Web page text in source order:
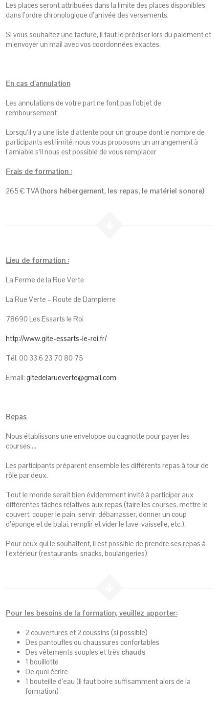
Les places seront attribuées dans la limite des places disponibles,
dans l’ordre chronologique d’arrivée des versements.
Si vous souhaitez une facture, il faut le préciser lors du paiement et
m’envoyer un mail avec vos coordonnées exactes.
En cas d’annulation
Les annulations de votre part ne font pas l’objet de
remboursement
Lorsqu’il y a une liste d’attente pour un groupe dont le nombre de
participants est limité, nous vous proposons un arrangement à
l’amiable s’il nous est possible de vous remplacer
Frais de formation :
265 € TVA(hors hébergement, les repas, le matériel sonore)
Lieu de formation :
La Ferme de la Rue Verte
La Rue Verte – Route de Dampierre
78690 Les Essarts le Roi
http://www.gite-essarts-le-roi.fr/
Tél. 00 33 6 23 70 80 75
Email: gitedelarueverte@gmail.com
Repas
Nous établissons une enveloppe ou cagnotte pour payer les
courses,…
Les participants préparent ensemble les différents repas à tour de
rôle par deux.
Tout le monde serait bien évidemment invité à participer aux
différentes tâches relatives aux repas (faire les courses, mettre le
couvert, couper le pain, servir, débarrasser, donner un coup
d’éponge et de balai, remplir et vider le lave-vaisselle, etc.).
Pour ceux qui le souhaitent, il est possible de prendre ses repas à
l’extérieur (restaurants, snacks, boulangeries)
Pour les besoins de la formation, veuillez apporter:
2 couvertures et 2 coussins (si possible)
Des pantoufles ou chaussures confortables
Des vêtements souples et très chauds
1 bouillotte
De quoi écrire
1 bouteille d’eau (Il faut boire suffisamment alors de la
formation)